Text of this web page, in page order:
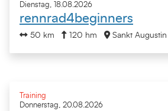
Dienstag, 18.08.2026
rennrad4beginners
50 km 120 hm Sankt Augustin
Training
Donnerstag, 20.08.2026